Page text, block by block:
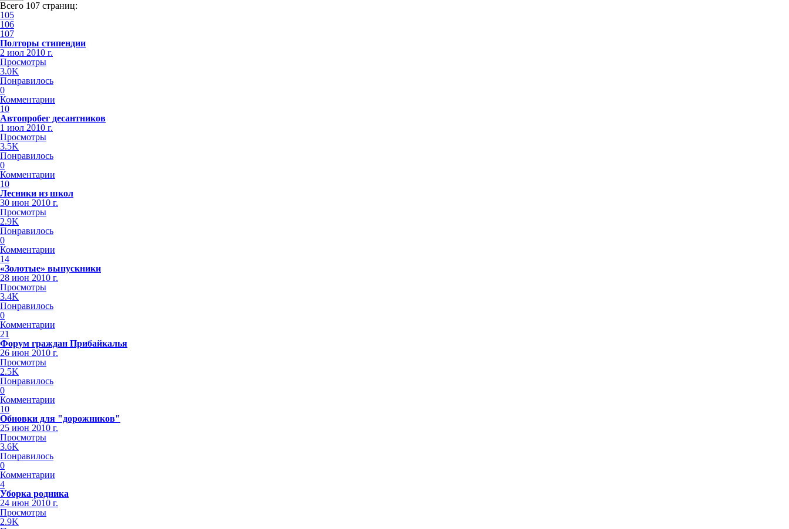
Всего 107 страниц:
105
106
107
Полторы стипендии
2 июл 2010 г.
Просмотры
3.0K
Понравилось
0
Комментарии
10
Автопробег десантников
1 июл 2010 г.
Просмотры
3.5K
Понравилось
0
Комментарии
10
Лесники из школ
30 июн 2010 г.
Просмотры
2.9K
Понравилось
0
Комментарии
14
«Золотые» выпускники
28 июн 2010 г.
Просмотры
3.4K
Понравилось
0
Комментарии
21
Форум граждан Прибайкалья
26 июн 2010 г.
Просмотры
2.5K
Понравилось
0
Комментарии
10
Обновки для "дорожников"
25 июн 2010 г.
Просмотры
3.6K
Понравилось
0
Комментарии
4
Уборка родника
24 июн 2010 г.
Просмотры
2.9K